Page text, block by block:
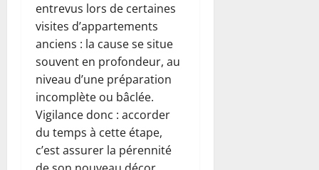
entrevus lors de certaines
visites d’appartements
anciens : la cause se situe
souvent en profondeur, au
niveau d’une préparation
incomplète ou bâclée.
Vigilance donc : accorder
du temps à cette étape,
c’est assurer la pérennité